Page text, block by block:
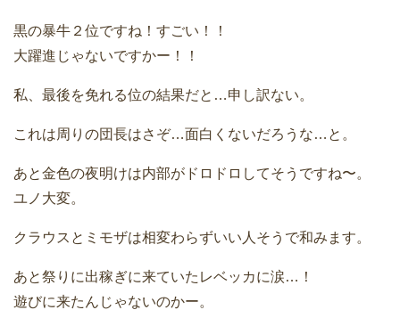
黒の暴牛２位ですね！すごい！！
大躍進じゃないですかー！！
私、最後を免れる位の結果だと…申し訳ない。
これは周りの団長はさぞ…面白くないだろうな…と。
あと金色の夜明けは内部がドロドロしてそうですね〜。
ユノ大変。
クラウスとミモザは相変わらずいい人そうで和みます。
あと祭りに出稼ぎに来ていたレベッカに涙…！
遊びに来たんじゃないのかー。